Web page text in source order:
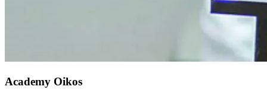
Academy Oikos